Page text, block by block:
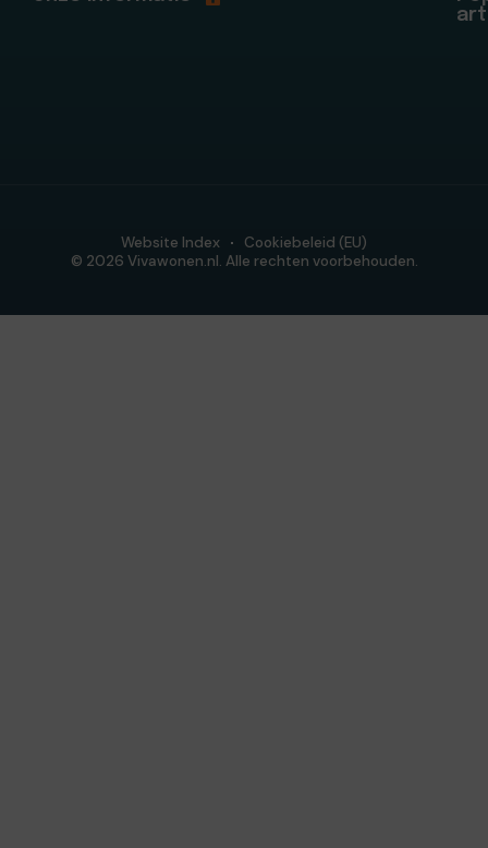
© 2026 Vivawonen.nl. Alle rechten voorbehouden.
Website Index Cookiebeleid (EU)